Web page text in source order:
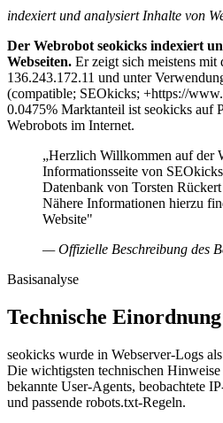
indexiert und analysiert Inhalte von
Der Webrobot seokicks indexiert
Webseiten. Er zeigt sich meistens mit
136.243.172.11 und unter
(compatible; SEOkicks; +https://
0.0475% Marktanteil ist seokicks auf
Webrobots im Internet.
„Herzlich Willkommen auf der
Informationsseite von
Datenbank von Torsten
Nähere Informationen hierzu
Website"
— Offizielle Beschreibung des
Basisanalyse
Technische
seokicks wurde in Webserver-Logs
Die wichtigsten technischen
bekannte User-Agents, beobachtete
und passende robots.txt-Regeln.